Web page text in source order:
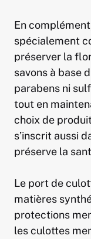
En
spécialement
préserver la
savons à base
parabens ni
tout en
choix de
s’inscrit aussi
préserve la
Le port de
matières
protections
les culottes